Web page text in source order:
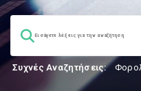
Συχνές Αναζητήσεις: